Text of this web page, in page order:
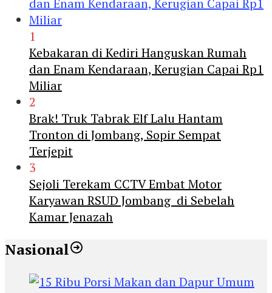
1
Kebakaran di Kediri Hanguskan Rumah
dan Enam Kendaraan, Kerugian Capai Rp1
Miliar
2
Brak! Truk Tabrak Elf Lalu Hantam
Tronton di Jombang, Sopir Sempat
Terjepit
3
Sejoli Terekam CCTV Embat Motor
Karyawan RSUD Jombang di Sebelah
Kamar Jenazah
Nasional